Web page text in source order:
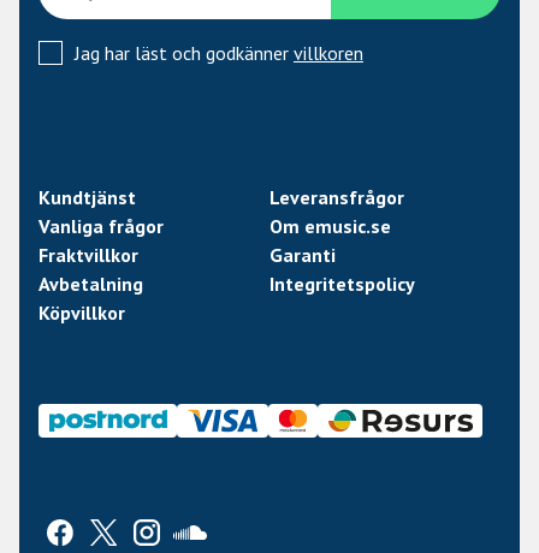
Jag har läst och godkänner villkoren
Kundtjänst
Leveransfrågor
Vanliga frågor
Om emusic.se
Fraktvillkor
Garanti
Avbetalning
Integritetspolicy
Köpvillkor